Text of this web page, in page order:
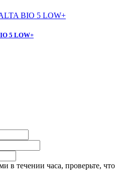
5 LOW+
в течении часа, проверьте, что